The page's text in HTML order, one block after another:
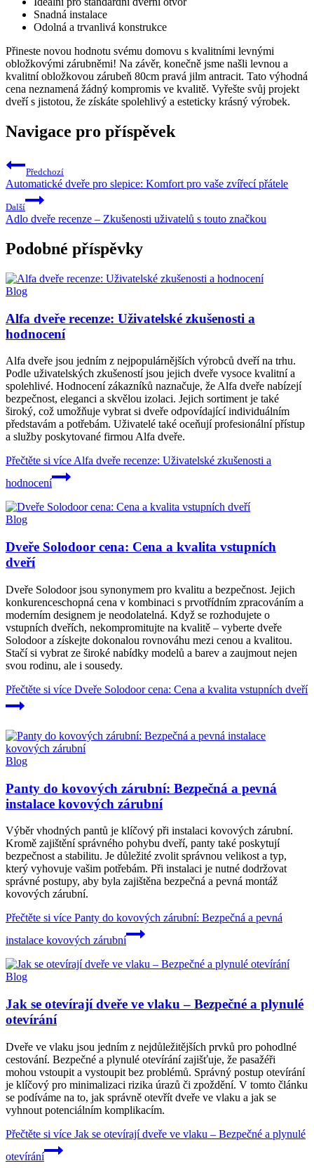
Snadná instalace
Odolná a trvanlivá konstrukce
Přineste novou hodnotu svému domovu s kvalitními levnými
obložkovými zárubněmi! Na závěr, konečně jsme našli levnou a
kvalitní obložkovou zárubeň 80cm pravá jilm antracit. Tato výhodná
cena neznamená žádný kompromis ve kvalitě. Vyřešte svůj projekt
dveří s jistotou, že získáte spolehlivý a esteticky krásný výrobek.
Navigace pro příspěvek
Předchozí
Automatické dveře pro slepice: Komfort pro vaše zvířecí přátele
Další
Adlo dveře recenze – Zkušenosti uživatelů s touto značkou
Podobné příspěvky
Blog
Alfa dveře recenze: Uživatelské zkušenosti a
hodnocení
Alfa dveře jsou jedním z nejpopulárnějších výrobců dveří na trhu.
Podle uživatelských zkušeností jsou jejich dveře vysoce kvalitní a
spolehlivé. Hodnocení zákazníků naznačuje, že Alfa dveře nabízejí
bezpečnost, eleganci a skvělou izolaci. Jejich sortiment je také
široký, což umožňuje vybrat si dveře odpovídající individuálním
představám a potřebám. Uživatelé také oceňují profesionální přístup
a služby poskytované firmou Alfa dveře.
Přečtěte si více Alfa dveře recenze: Uživatelské zkušenosti a
hodnocení
Blog
Dveře Solodoor cena: Cena a kvalita vstupních
dveří
Dveře Solodoor jsou synonymem pro kvalitu a bezpečnost. Jejich
konkurenceschopná cena v kombinaci s prvotřídním zpracováním a
moderním designem je neodolatelná. Když se rozhodujete o
vstupních dveřích, nekompromitujte na kvalitě – vyberte dveře
Solodoor a získejte dokonalou rovnováhu mezi cenou a kvalitou.
Stačí si vybrat ze široké nabídky modelů a barev a zaujmout nejen
svou rodinu, ale i sousedy.
Přečtěte si více Dveře Solodoor cena: Cena a kvalita vstupních dveří
Blog
Panty do kovových zárubní: Bezpečná a pevná
instalace kovových zárubní
Výběr vhodných pantů je klíčový při instalaci kovových zárubní.
Kromě zajištění správného pohybu dveří, panty také poskytují
bezpečnost a stabilitu. Je důležité zvolit správnou velikost a typ,
který vyhovuje vašim potřebám. Při instalaci je nutné dodržovat
správné postupy, aby byla zajištěna bezpečná a pevná montáž
kovových zárubní.
Přečtěte si více Panty do kovových zárubní: Bezpečná a pevná
instalace kovových zárubní
Blog
Jak se otevírají dveře ve vlaku – Bezpečné a plynulé
otevírání
Dveře ve vlaku jsou jedním z nejdůležitějších prvků pro pohodlné
cestování. Bezpečné a plynulé otevírání zajišťuje, že pasažéři
mohou vstoupit a vystoupit bez problémů. Správný postup otevírání
je klíčový pro minimalizaci rizika úrazů či zpoždění. V tomto článku
se podíváme na to, jak správně otevřít dveře ve vlaku a jak se
vyhnout potenciálním komplikacím.
Přečtěte si více Jak se otevírají dveře ve vlaku – Bezpečné a plynulé
otevírání